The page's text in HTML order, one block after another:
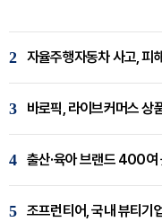
2 자율주행자동차 사고, 피
3 바로픽, 라이브커머스 상
4 출산·육아 브랜드 400여
5 조프런티어, 국내 뷰티기